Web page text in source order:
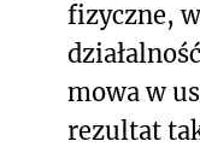
fizyczne,
mowa w
rezultat